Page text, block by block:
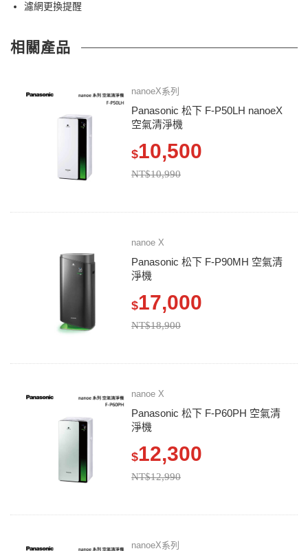
濾網更換提醒
相關產品
nanoeX系列
Panasonic 松下 F-P50LH nanoeX
空氣清淨機
$10,500
NT$10,990
nanoe X
Panasonic 松下 F-P90MH 空氣清
淨機
$17,000
NT$18,900
nanoe X
Panasonic 松下 F-P60PH 空氣清
淨機
$12,300
NT$12,990
nanoeX系列